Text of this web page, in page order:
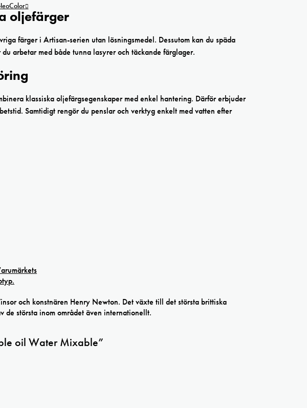
oljefärger
färger i Artisan-serien utan lösningsmedel. Dessutom kan du späda
arbetar med både tunna lasyrer och täckande färglager.
klassiska oljefärgsegenskaper med enkel hantering. Därför erbjuder
Samtidigt rengör du penslar och verktyg enkelt med vatten efter
och konstnären Henry Newton. Det växte till det största brittiska
största inom området även internationellt.
oil Water Mixable”